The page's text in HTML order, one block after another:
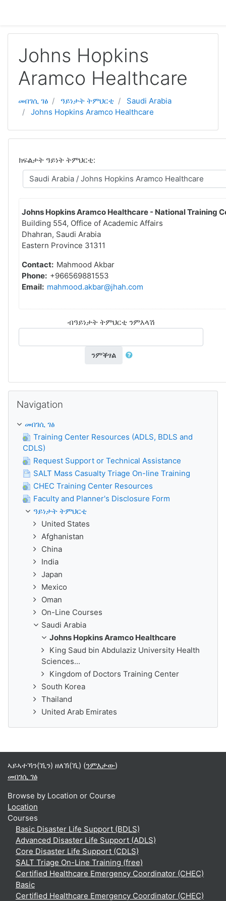
Johns Hopkins
Aramco Healthcare
መበገሲ ገፅ ዓይነታት ትምህርቲ
Saudi Arabia
Johns Hopkins Aramco Healthcare
ክፍልታት ዓይነት ትምህርቲ:
Johns Hopkins Aramco Healthcare - National Training
Building 554, Office of Academic Affairs
Dhahran, Saudi Arabia
Eastern Province 31311
Contact: Mahmood Akbar
Phone: +966569881553
Email: mahmood.akbar@jhah.com
ብዓይነታት ትምህርቲ ንምእላሽ
ንምቕፃል
Navigation
መበገሲ ገፅ
Training Center Resources (ADLS, BDLS and
CDLS)
Request Support or Technical Assistance
SALT Mass Casualty Triage On-line Training
CHEC Training Center Resources
Faculty and Planner's Disclosure Form
ዓይነታት ትምህርቲ
United States
Afghanistan
China
India
Japan
Mexico
Oman
On-Line Courses
Saudi Arabia
Johns Hopkins Aramco Healthcare
King Saud bin Abdulaziz University Health
Sciences...
Kingdom of Doctors Training Center
South Korea
Thailand
United Arab Emirates
ኣይኣተኻን(ኺን) ዘለኽ(ኺ) (ንምእታው)
መበገሲ ገፅ
Browse by Location or Course
Location
Courses
Basic Disaster Life Support (BDLS)
Advanced Disaster Life Support (ADLS)
Core Disaster Life Support (CDLS)
SALT Triage On-Line Training (free)
Certified Healthcare Emergency Coordinator (CHEC)
Basic
Certified Healthcare Emergency Coordinator (CHEC)